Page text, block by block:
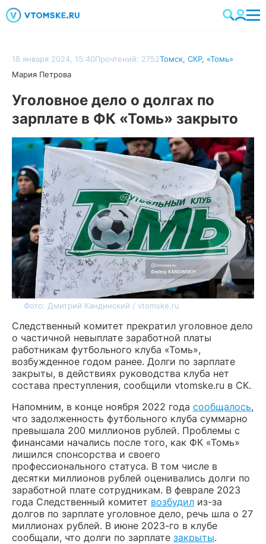
18 января 2024, 15:40Прочтений: 2752Томск, СКР, «Томь»
Мария Петрова
Уголовное дело о долгах по
зарплате в ФК «Томь» закрыто
Фото: Дмитрий Кандинский / vtomske.ru
Следственный комитет прекратил уголовное дело
о частичной невыплате заработной платы
работникам футбольного клуба «Томь»,
возбужденное годом ранее. Долги по зарплате
закрыты, в действиях руководства клуба нет
состава преступления, сообщили vtomske.ru в СК.
Напомним, в конце ноября 2022 года сообщалось,
что задолженность футбольного клуба суммарно
превышала 200 миллионов рублей. Проблемы с
финансами начались после того, как ФК «Томь»
лишился спонсорства и своего
профессионального статуса. В том числе в
десятки миллионов рублей оценивались долги по
заработной плате сотрудникам. В феврале 2023
года Следственный комитет возбудил из-за
долгов по зарплате уголовное дело, речь шла о 27
миллионах рублей. В июне 2023-го в клубе
сообщали, что долги по зарплате закрыты.